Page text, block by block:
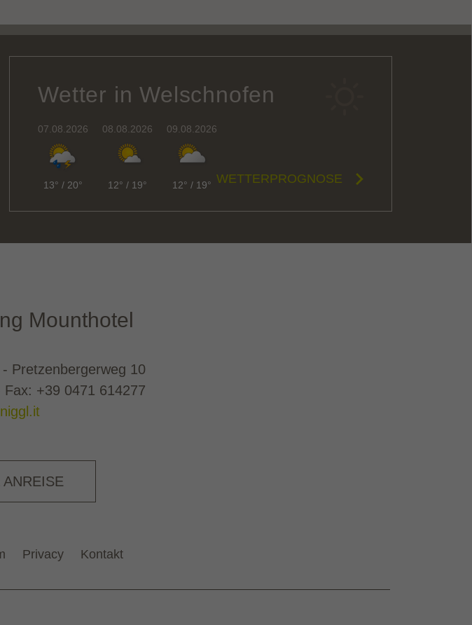
Wetter in Welschnofen
07.08.2026
13° / 20°
08.08.2026
12° / 19°
09.08.2026
12° / 19° WETTERPROGNOSE
Mounthotel
Pretzenbergerweg 10
Fax: +39 0471 614277
Privacy Kontakt